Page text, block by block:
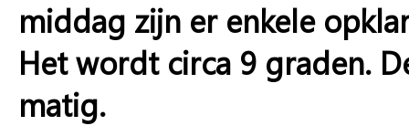
middag zijn er enkele
Het wordt circa 9 graden.
matig.